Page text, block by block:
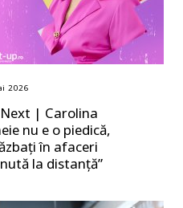
2026
Next | Carolina
nu e o piedică,
în afaceri
la distanță”